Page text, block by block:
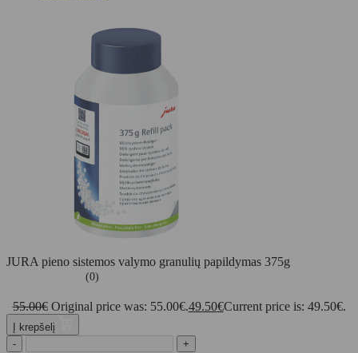
JURA pieno sistemos valymo granulių papildymas 375g
(0)
55.00€ Original price was: 55.00€.49.50€Current price is: 49.50€.
Į krepšelį
-
+